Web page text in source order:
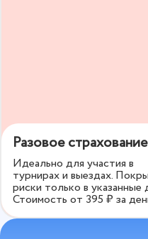
Разовое страхование
Идеально для участия в
турнирах и выездах.
риски только в указанные
Стоимость от 395 ₽ за